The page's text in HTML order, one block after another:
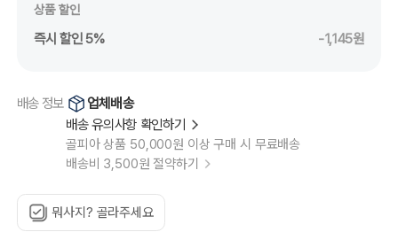
상품 할인
즉시 할인 5% -1,145원
배송 정보
업체배송
배송 유의사항 확인하기
골피아 상품 50,000원 이상 구매 시 무료배송
배송비 3,500원 절약하기
뭐사지? 골라주세요